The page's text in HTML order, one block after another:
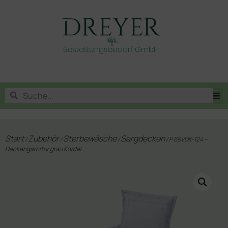
Start/Zubehör/Sterbewäsche/Sargdecken/ P 69VDK-124 –
Deckengarnitur grau Kordel